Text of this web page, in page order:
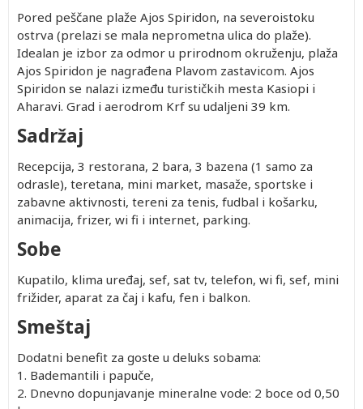
Pored peščane plaže Ajos Spiridon, na severoistoku
ostrva (prelazi se mala neprometna ulica do plaže).
Idealan je izbor za odmor u prirodnom okruženju, plaža
Ajos Spiridon je nagrađena Plavom zastavicom. Ajos
Spiridon se nalazi između turističkih mesta Kasiopi i
Aharavi. Grad i aerodrom Krf su udaljeni 39 km.
Sadržaj
Recepcija, 3 restorana, 2 bara, 3 bazena (1 samo za
odrasle), teretana, mini market, masaže, sportske i
zabavne aktivnosti, tereni za tenis, fudbal i košarku,
animacija, frizer, wi fi i internet, parking.
Sobe
Kupatilo, klima uređaj, sef, sat tv, telefon, wi fi, sef, mini
frižider, aparat za čaj i kafu, fen i balkon.
Smeštaj
Dodatni benefit za goste u deluks sobama:
1. Bademantili i papuče,
2. Dnevno dopunjavanje mineralne vode: 2 boce od 0,50